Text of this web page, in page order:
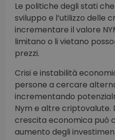
Le politiche degli stati
sviluppo e l’utilizzo delle
incrementare il valore
limitano o li vietano
prezzi.
Crisi e instabilità
persone a cercare
incrementando
Nym e altre criptovalute.
crescita economica può
aumento degli